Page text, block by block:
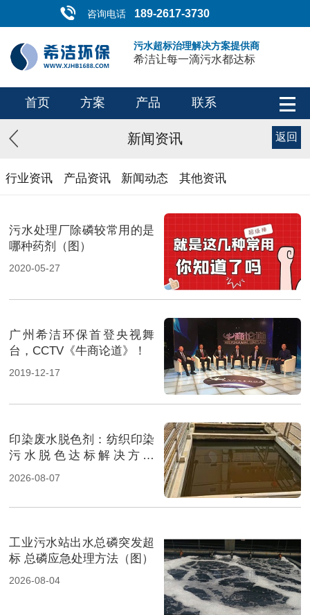
咨询电话 189-2617-3730
污水超标治理解决方案提供商
希洁让每一滴污水都达标
首页 方案 产品 联系
新闻资讯 返回
行业资讯 产品资讯 新闻动态 其他资讯
污水处理厂除磷较常用的是
哪种药剂（图）
2020-05-27
广州希洁环保首登央视舞
台，CCTV《牛商论道》！
2019-12-17
印染废水脱色剂：纺织印染
污水脱色达标解决方案
（图）
2026-08-07
工业污水站出水总磷突发超
标 总磷应急处理方法（图）
2026-08-04